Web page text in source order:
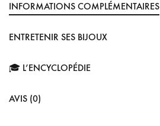
INFORMATIONS COMPLÉMENTAIRES
ENTRETENIR SES BIJOUX
🎓 L’ENCYCLOPÉDIE
AVIS (0)